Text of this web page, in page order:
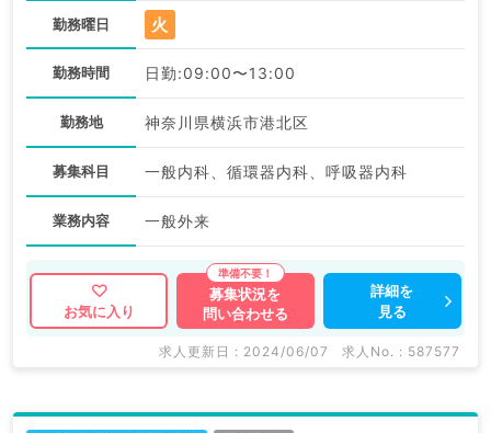
勤務曜日 火
勤務時間 日勤:09:00〜13:00
勤務地 神奈川県横浜市港北区
募集科目 一般内科、循環器内科、呼吸器内科
業務内容 一般外来
お気に入り
募集状況を
問い合わせる
詳細を
見る
求人更新日 : 2024/06/07 求人No. : 587577